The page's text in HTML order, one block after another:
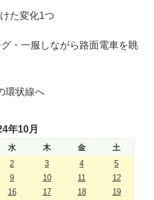
た変化1つ
・一服しながら路面電車を眺
環状線へ
年10月
水 木 金
土
2 3 4
5
9 10 11
12
16 17 18
19